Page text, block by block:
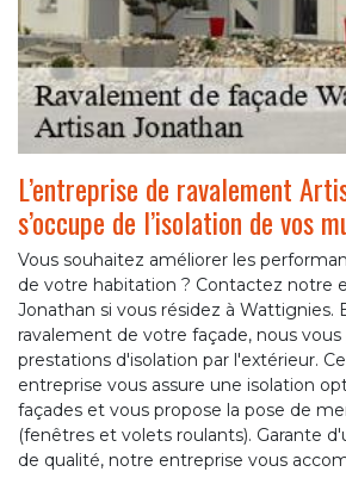
L’entreprise de ravalement
s’occupe de l’isolation de vos
Vous souhaitez améliorer les
de votre habitation ? Contactez notre
Jonathan si vous résidez à
ravalement de votre façade, nous
prestations d'isolation par l'extérieur.
entreprise vous assure une isolation
façades et vous propose la pose de
(fenêtres et volets roulants). Garante
de qualité, notre entreprise vous